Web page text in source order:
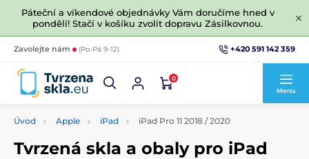
Páteční a víkendové objednávky Vám doručíme hned v
pondělí! Stačí v košíku zvolit dopravu Zásilkovnou.
Zavolejte nám (Po-Pá 9-12) +420 591 142 359
0
Menu
Úvod Apple iPad iPad Pro 11 2018 / 2020
Tvrzená skla a obaly pro iPad